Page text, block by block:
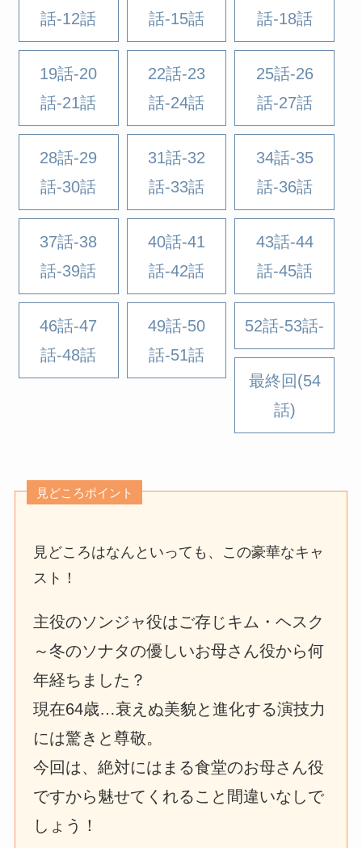
話-12話
話-15話
話-18話
19話-20
話-21話
22話-23
話-24話
25話-26
話-27話
28話-29
話-30話
31話-32
話-33話
34話-35
話-36話
37話-38
話-39話
40話-41
話-42話
43話-44
話-45話
46話-47
話-48話
49話-50
話-51話
52話-53話-
最終回(54
話)
見どころポイント
見どころはなんといっても、この豪華なキャ
スト！
主役のソンジャ役はご存じキム・ヘスク
～冬のソナタの優しいお母さん役から何
年経ちました？
現在64歳…衰えぬ美貌と進化する演技力
には驚きと尊敬。
今回は、絶対にはまる食堂のお母さん役
ですから魅せてくれること間違いなしで
しょう！